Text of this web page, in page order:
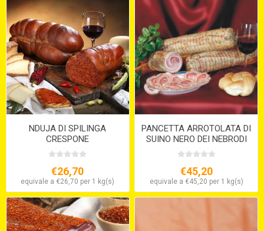
NDUJA DI SPILINGA
CRESPONE
€26,70
equivale a €26,70 per 1 kg(s)
PANCETTA ARROTOLATA DI
SUINO NERO DEI NEBRODI
€45,20
equivale a €45,20 per 1 kg(s)